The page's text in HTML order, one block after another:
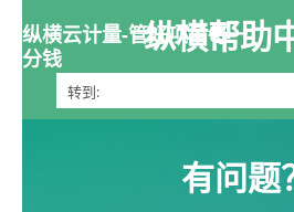
纵横帮助
纵横云计量-管好项目每一
分钱
有问题